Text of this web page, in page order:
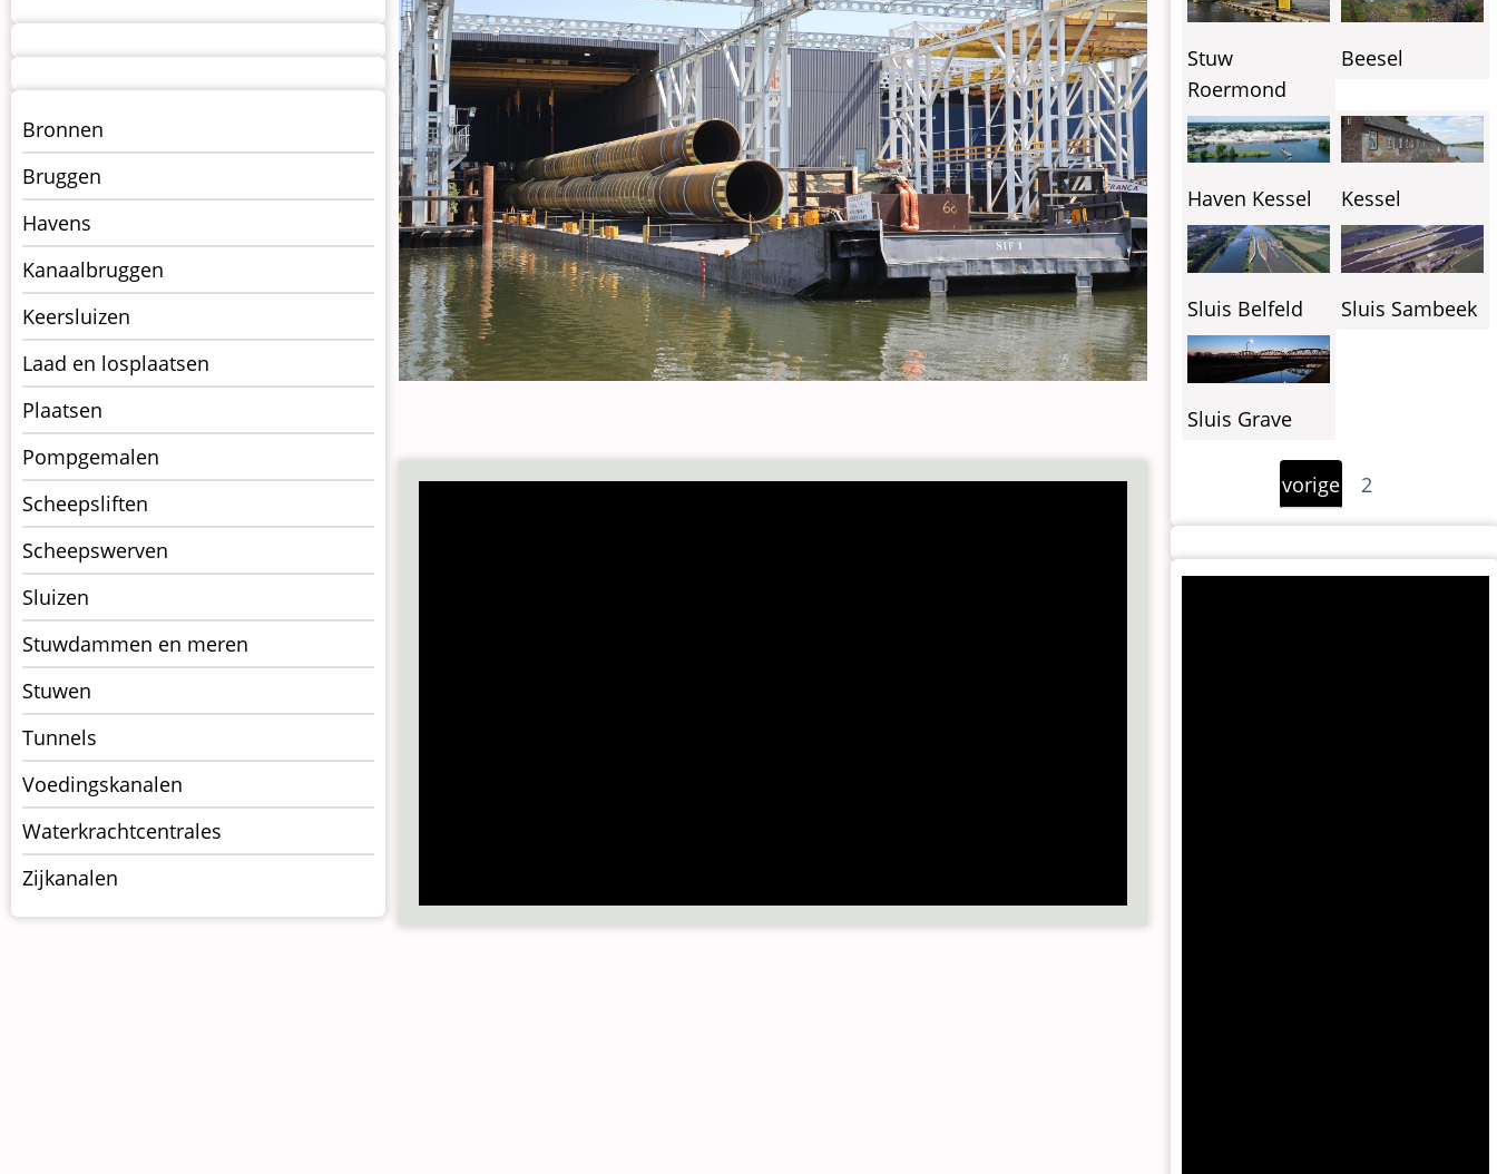
Menu
kunstwerken
op
kunstwerkpagina
Bronnen
Bruggen
Havens
Kanaalbruggen
Keersluizen
Laad en losplaatsen
Plaatsen
Pompgemalen
Scheepsliften
Scheepswerven
Sluizen
Stuwdammen en meren
Stuwen
Tunnels
Voedingskanalen
Waterkrachtcentrales
Zijkanalen
Stuw
Roermond
Beesel
Haven Kessel Kessel
Sluis Belfeld Sluis Sambeek
Sluis Grave
PagineringVorige
pagina
vorige 2